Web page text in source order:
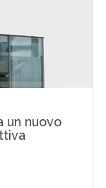
un nuovo